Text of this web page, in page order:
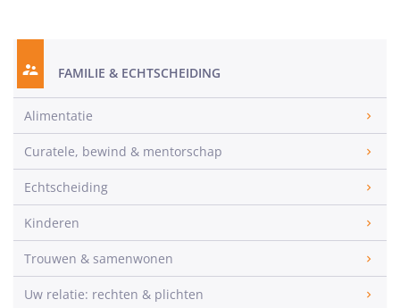
FAMILIE & ECHTSCHEIDING
Alimentatie
Curatele, bewind & mentorschap
Echtscheiding
Kinderen
Trouwen & samenwonen
Uw relatie: rechten & plichten